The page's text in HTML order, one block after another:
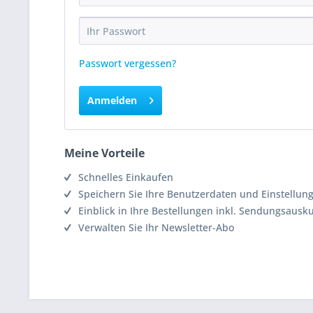
Passwort vergessen?
Anmelden
Meine Vorteile
Schnelles Einkaufen
Speichern Sie Ihre Benutzerdaten und
Einblick in Ihre Bestellungen inkl.
Verwalten Sie Ihr Newsletter-Abo